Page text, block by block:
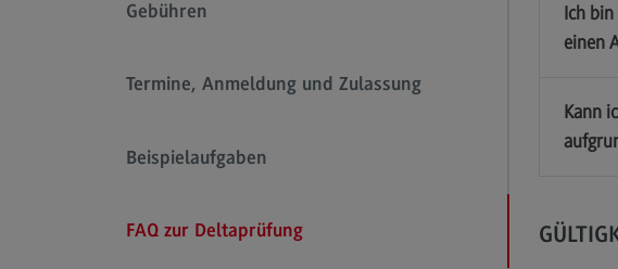
Information in English
Links
Gebühren
Termine, Anmeldung und Zulassung
Beispielaufgaben
FAQ zur Deltaprüfung
Ich
einen
Kann